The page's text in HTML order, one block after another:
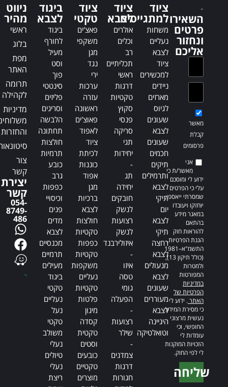
i
v
e
:
v
e
השאירו
פרטים
ונחזור
אליכם
מאשר
קבלת
פרסומים
אני
מאשר/ת כי
ידוע לי ומוסכם
עלי כי הפרטים
שמסרתי ייאספו,
יוחזקו ויעובדו
במאגר מידע
בהתאם
להוראות חוק
הגנת הפרטיות,
התשמ"א–1981
(כולל תיקון 13),
ולמטרות
המפורטות
במדיניות
הפרטיות של
האתר. ידוע לי
כי מסירת המידע
נעשית מרצוני
החופשי, וכי
עומדות לי
הזכויות המוקנות
לי לפי החוק.
שליחה
ציוד
למתגייסים
משחות
נעליים
לצבא
ציוד
למכשירים
ניידים
מארזים
לגיוס
שעונים
לצבא
שעונים
חכמים
תיקים
ותרמילים
לצבא
תיקי
יום
לצבא
תיקי
רחצה
לצבא
מנעולים
לצבא
שעונים
מעוררים
לצבא
היגיינה
וטואלטיקה
ציוד
לצבא
אולרים
וכלים
רב
תכליתיים
ראשי
דרגות
טקטיות
סקוץ
פנסי
סריקה
תגי
יחידות
-
תג
יחידה
חובקים
לנשק
רצועות
לנשק
איזולירבנד
-
איזו
טסה
גומי
הפעלה
-
רצועות
שילר
-
צמדנים
דרגות
חגורות
ציוד
טקטי
פאצ'ים
משקפי
מגן
נגד
ירי
ערכות
עזרה
ראשונה
פאוצ'ים
לאפוד
ציוד
לכיתת
כוננות
אפוד
מגן
ברכיות
לצבא
חולצות
טקטיות
כפפות
טקטיות
משקפות
נעליים
טקטיות
פלטות
מיגון
קסדה
טקטית
וסטים
כובעים
טקטיים
מוצרים
ביגוד
לצבא
ביגוד
לחורף
מעיל
וסט
פוך
סינטטי
פליזים
וסריגים
הלבשה
תחתונה
חולצות
תרמיות
כובע
גרב
כפפות
וכיסויי
פנים
מדים
לצבא
מכנסיים
תרמיים
מעילים
ביגוד
טקטי
נעליים
נעל
טקטי
משולב
נעלי
טיולים
נעלי
ריצת
ניווט
מהיר
ראשי
בלוג
מפת
האתר
תרומה
לקהילה
מדיניות
והחזרות
צור
קשר
יצירת
קשר
054-
8749-
486